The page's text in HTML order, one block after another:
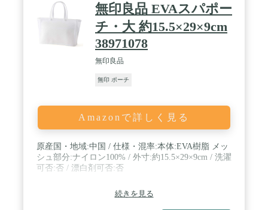
無印良品 EVAスパポー
チ・大 約15.5×29×9cm
38971078
無印良品
無印 ポーチ
Amazonで詳しく見る
原産国・地域:中国 / 仕様・混率:本体:EVA樹脂 メッ
シュ部分:ナイロン100% / 外寸:約15.5×29×9cm / 洗濯
可否:否 / 漂白剤可否:否
続きを見る